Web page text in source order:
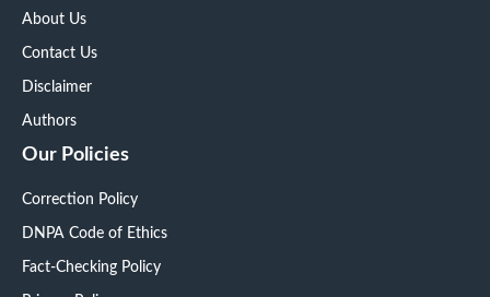
About Us
Contact Us
Disclaimer
Authors
Our Policies
Correction Policy
DNPA Code of Ethics
Fact-Checking Policy